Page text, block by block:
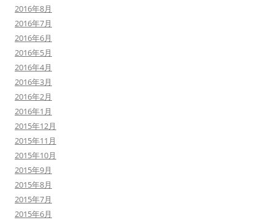
2016年8月
2016年7月
2016年6月
2016年5月
2016年4月
2016年3月
2016年2月
2016年1月
2015年12月
2015年11月
2015年10月
2015年9月
2015年8月
2015年7月
2015年6月